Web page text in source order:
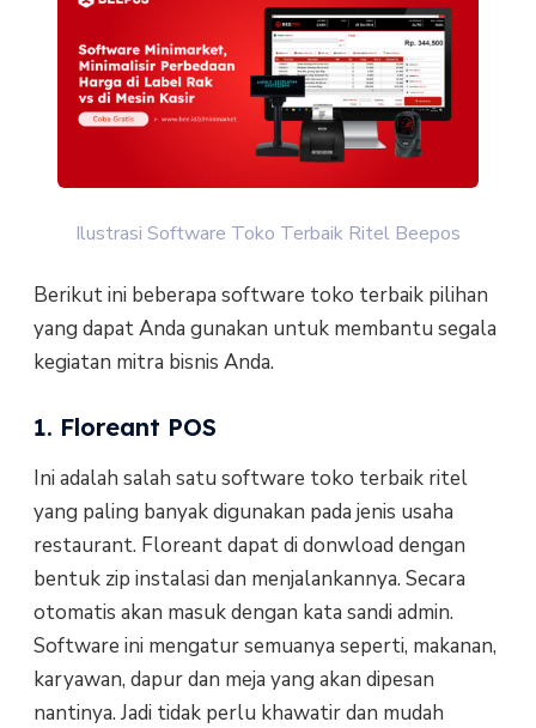
Ilustrasi Software Toko Terbaik Ritel Beepos
Berikut ini beberapa software toko terbaik pilihan
yang dapat Anda gunakan untuk membantu segala
kegiatan mitra bisnis Anda.
1. Floreant POS
Ini adalah salah satu software toko terbaik ritel
yang paling banyak digunakan pada jenis usaha
restaurant. Floreant dapat di donwload dengan
bentuk zip instalasi dan menjalankannya. Secara
otomatis akan masuk dengan kata sandi admin.
Software ini mengatur semuanya seperti, makanan,
karyawan, dapur dan meja yang akan dipesan
nantinya. Jadi tidak perlu khawatir dan mudah